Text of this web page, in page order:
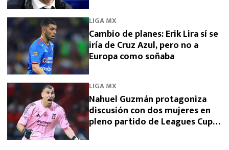
LIGA MX
Cambio de planes: Erik Lira sí se
iría de Cruz Azul, pero no a
Europa como soñaba
LIGA MX
Nahuel Guzmán protagoniza
discusión con dos mujeres en
pleno partido de Leagues Cup